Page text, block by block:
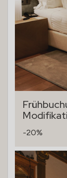
-20%